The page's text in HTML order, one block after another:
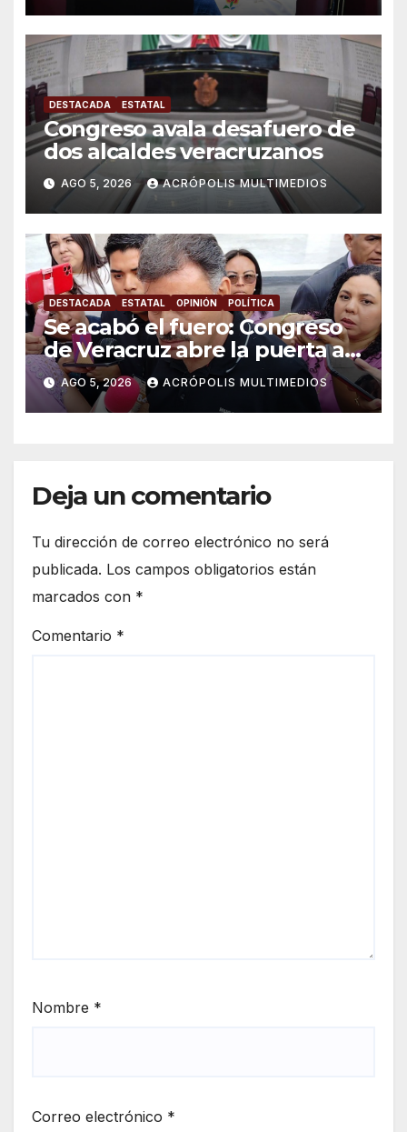
DESTACADA ESTATAL
Congreso avala desafuero de
dos alcaldes veracruzanos
AGO 5, 2026 ACRÓPOLIS MULTIMEDIOS
DESTACADA ESTATAL OPINIÓN POLÍTICA
Se acabó el fuero: Congreso
de Veracruz abre la puerta a
proceso penal contra alcalde
de Úrsulo Galván
AGO 5, 2026 ACRÓPOLIS MULTIMEDIOS
Deja un comentario
Tu dirección de correo electrónico no será
publicada. Los campos obligatorios están
marcados con *
Comentario *
Nombre *
Correo electrónico *